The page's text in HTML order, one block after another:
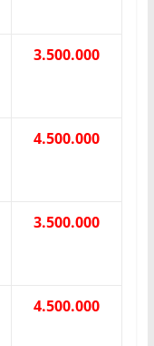
3.500.000
4.500.000
3.500.000
4.500.000